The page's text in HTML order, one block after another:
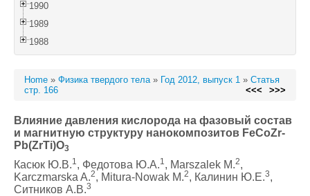
1990
1989
1988
Home » Физика твердого тела» Год 2012, выпуск 1 » Статья
стр. 166
<<< >>>
Влияние давления кислорода на фазовый состав
и магнитную структуру нанокомпозитов FeCoZr-
Pb(ZrTi)O3
Касюк Ю.В.1, Федотова Ю.А.1, Marszalek M.2,
Karczmarska A.2, Mitura-Nowak M.2, Калинин Ю.Е.3,
Ситников А.В.3